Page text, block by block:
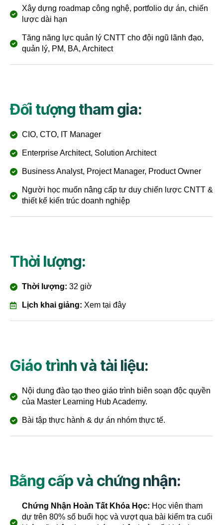
Xây dựng roadmap công nghệ, portfolio dự án, chiến
lược dài hạn
Tăng năng lực quản lý CNTT cho đội ngũ lãnh đạo,
quản lý, PM, BA, Architect
Đối tượng tham gia:
CIO, CTO, IT Manager
Enterprise Architect, Solution Architect
Business Analyst, Project Manager, Product Owner
Người học muốn nâng cấp tư duy chiến lược CNTT &
thiết kế kiến trúc doanh nghiệp
Thời lượng:
Thời lượng: 32 giờ
Lịch khai giảng: Xem tại đây
Giáo trình và tài liệu:
Nội dung đào tạo theo giáo trình biên soạn độc quyền
của Master Learning Hub Academy.
Bài tập thực hành & dự án nhóm thực tế.
Bằng cấp và chứng nhận:
Chứng Nhận Hoàn Tất Khóa Học: Học viên tham
dự trên 80% số buổi học và vượt qua bài kiểm tra cuối